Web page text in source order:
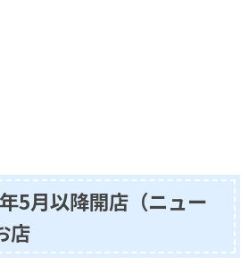
5月以降開店（ニュー
店